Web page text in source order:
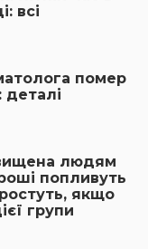
всі
помер
деталі
людям
попливуть
якщо
групи